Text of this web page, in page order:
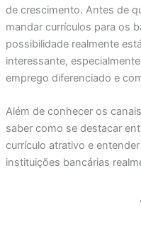
de crescimento. Antes de
mandar currículos para os
possibilidade realmente
interessante,
emprego diferenciado e
Além de conhecer os
saber como se destacar
currículo atrativo e
instituições bancárias